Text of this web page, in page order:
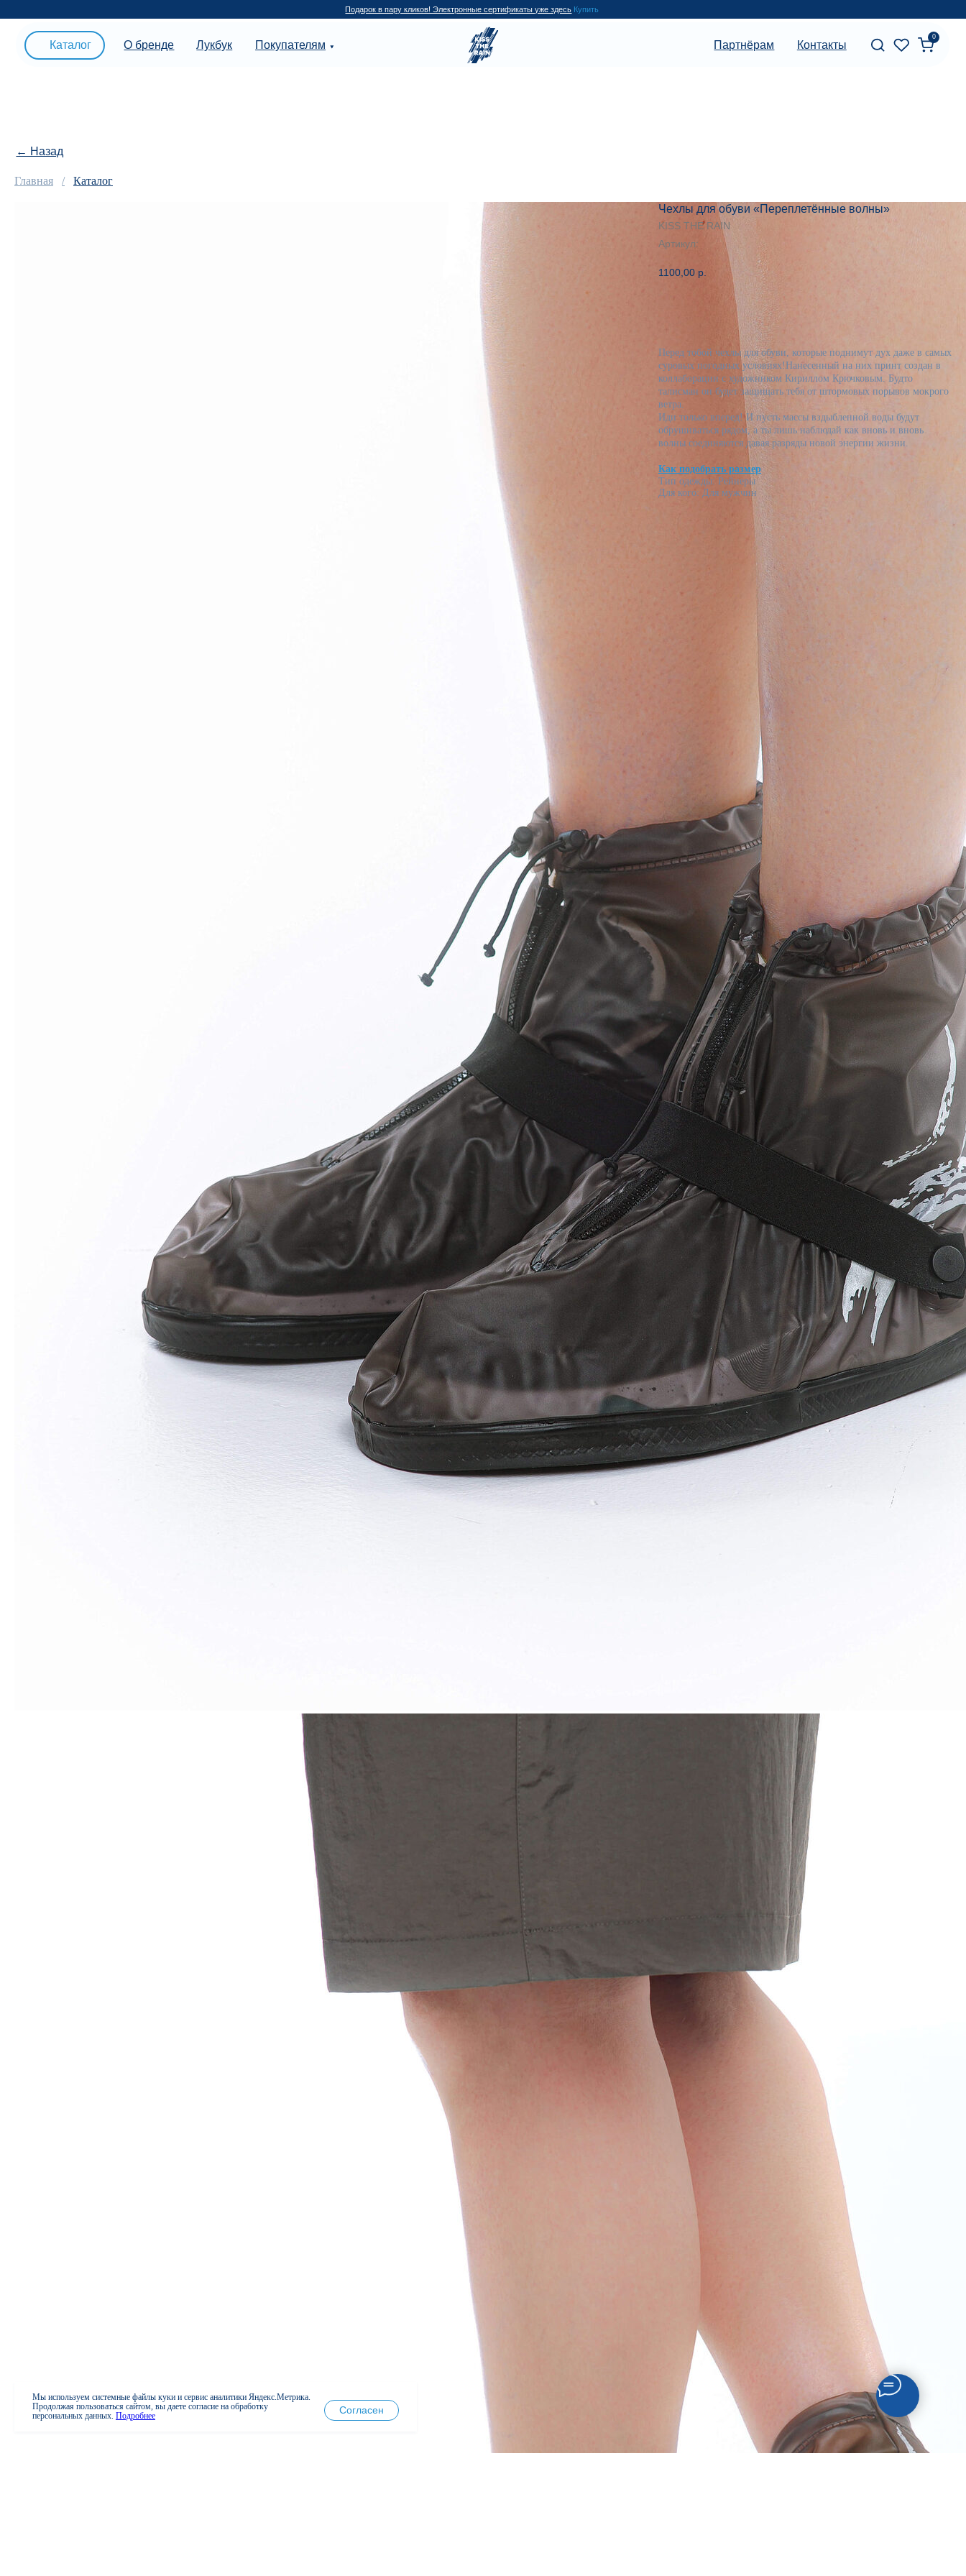
Подарок в пару кликов! Электронные сертификаты уже здесь Купить
О бренде Лукбук Покупателям Контакты
Каталог
Главная Каталог
Мы используем системные файлы куки и сервис аналитики Яндекс.Метрика.
Продолжая пользоваться сайтом, вы даете согласие на обработку
персональных данных. Подробнее
Согласен
Чехлы для обуви «Переплетённые волны»
KISS THE RAIN
Артикул:
1100,00 р.
Сообщить о поступлении
Перед тобой чехлы для обуви, которые поднимут дух даже в самых
суровых погодных условиях!Нанесенный на них принт создан в
коллаборации с художником Кириллом Крючковым. Будто
талисман он будет защищать тебя от штормовых порывов мокрого
ветра.
Иди только вперед! И пусть массы вздыбленной воды будут
обрушиваться рядом, а ты лишь наблюдай как вновь и вновь
волны соединяются давая разряды новой энергии жизни.
Как подобрать размер
Тип одежды: Рейнеры
Для кого: Для мужчин